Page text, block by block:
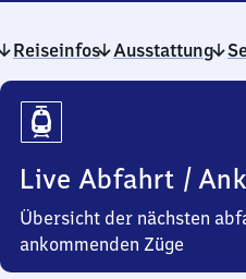
Reiseinfos Ausstattung
Reiseinfos
Live Abfahrt /
Übersicht der nächsten
ankommenden Züge